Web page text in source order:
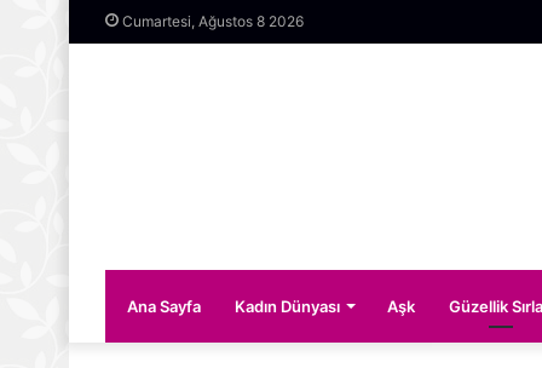
Cumartesi, Ağustos 8 2026
Ana Sayfa Kadın Dünyası Aşk Güzellik